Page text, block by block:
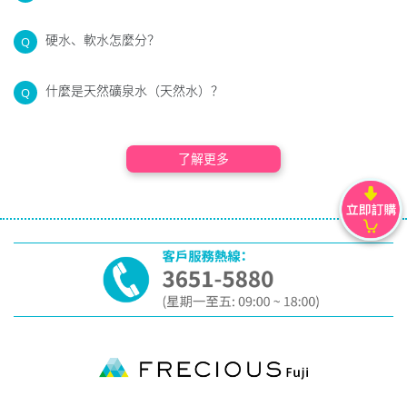
Q 硬水、軟水怎麼分？
Q 什麼是天然礦泉水（天然水）？
了解更多